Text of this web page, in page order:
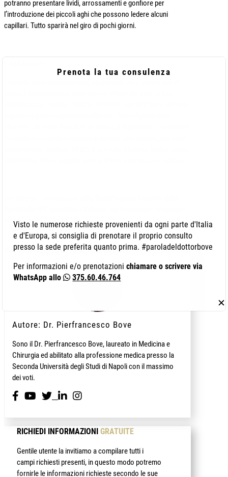
potranno presentare lividi, arrossamenti e gonfiore per
l’introduzione dei piccoli aghi che possono ledere alcuni
capillari. Tutto sparirà nel giro di pochi giorni.
di telefono: 375.60.46.764.
Autore: Dr. Pierfrancesco Bove
Sono il Dr. Pierfrancesco Bove, laureato in Medicina e
Chirurgia ed abilitato alla professione medica presso la
Seconda Università degli Studi di Napoli con il massimo
dei voti.
RICHIEDI INFORMAZIONI GRATUITE
Gentile utente la invitiamo a compilare tutti i
campi richiesti presenti, in questo modo potremo
fornirle le informazioni richieste secondo le sue
Prenota la tua consulenza
✕
Visto le numerose richieste provenienti da ogni parte d'Italia
e d'Europa, si consiglia di prenotare il proprio consulto
presso la sede preferita quanto prima. #paroladeldottorbove
Per informazioni e/o prenotazionichiamare o scrivere via
WhatsApp allo
375.60.46.764